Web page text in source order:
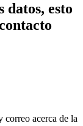
datos, esto
acerca de la